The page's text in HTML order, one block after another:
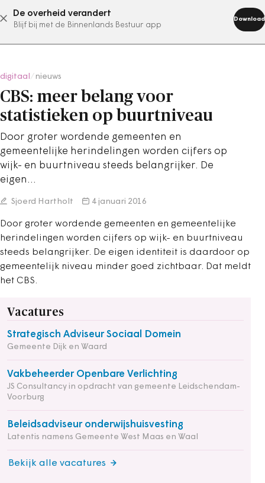
De overheid verandert
Blijf bij met de Binnenlands Bestuur app
Download
abonneer nu
digitaal nieuws
CBS: meer belang voor
statistieken op buurtniveau
Door groter wordende gemeenten en
gemeentelijke herindelingen worden cijfers op
wijk- en buurtniveau steeds belangrijker. De
eigen…
Sjoerd Hartholt 4 januari 2016
Door groter wordende gemeenten en gemeentelijke
herindelingen worden cijfers op wijk- en buurtniveau
steeds belangrijker. De eigen identiteit is daardoor op
gemeentelijk niveau minder goed zichtbaar. Dat meldt
het CBS.
Vacatures
Strategisch Adviseur Sociaal Domein
Gemeente Dijk en Waard
Vakbeheerder Openbare Verlichting
JS Consultancy in opdracht van gemeente Leidschendam-
Voorburg
Beleidsadviseur onderwijshuisvesting
Latentis namens Gemeente West Maas en Waal
Bekijk alle vacatures